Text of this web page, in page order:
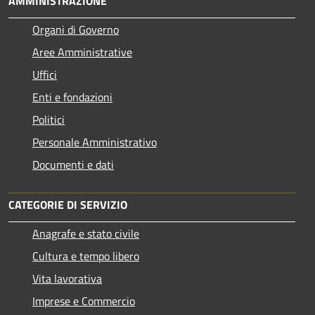
Organi di Governo
Aree Amministrative
Uffici
Enti e fondazioni
Politici
Personale Amministrativo
Documenti e dati
CATEGORIE DI SERVIZIO
Anagrafe e stato civile
Cultura e tempo libero
Vita lavorativa
Imprese e Commercio